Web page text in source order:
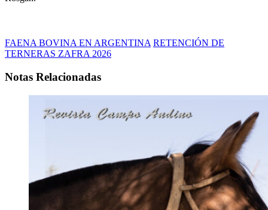
FAENA BOVINA EN ARGENTINA RETENCIÓN DE
TERNERAS ZAFRA 2026
Notas Relacionadas